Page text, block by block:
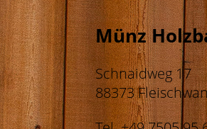
Münz
Schnaidweg 17
88373